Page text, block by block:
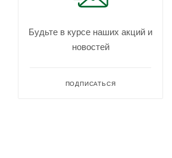
Будьте в курсе наших акций и
новостей
ПОДПИСАТЬСЯ